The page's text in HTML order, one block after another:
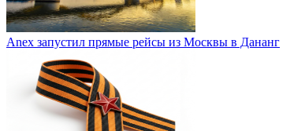
Anex запустил прямые рейсы из Москвы в Дананг